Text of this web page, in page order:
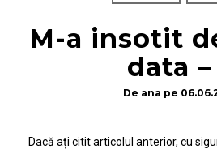
M-a insotit
data –
De ana pe
Dacă ați citit articolul anterior, cu